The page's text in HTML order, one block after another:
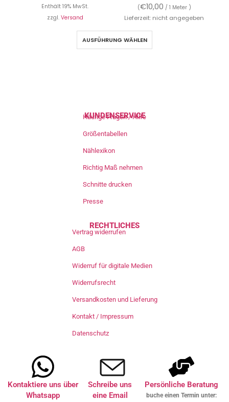
Enthält 19% MwSt. (€10,00 / 1 Meter )
zzgl. Versand Lieferzeit: nicht angegeben
AUSFÜHRUNG WÄHLEN
KUNDENSERVICE
Häufige Fragen / Hilfe
Größentabellen
Nählexikon
Richtig Maß nehmen
Schnitte drucken
Presse
RECHTLICHES
Vertrag widerrufen
AGB
Widerruf für digitale Medien
Widerrufsrecht
Versandkosten und Lieferung
Kontakt / Impressum
Datenschutz
Kontaktiere uns über
Whatsapp
Schreibe uns
eine Email
Persönliche Beratung
buche einen Termin unter: